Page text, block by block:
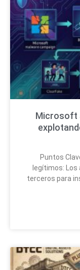
Microsoft
Puntos
legítimos:
terceros para